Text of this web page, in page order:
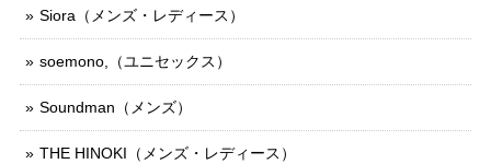
Siora（メンズ・レディース）
soemono,（ユニセックス）
Soundman（メンズ）
THE HINOKI（メンズ・レディース）